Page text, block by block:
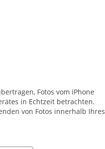
Fotos vom iPhone
in Echtzeit betrachten.
von Fotos innerhalb Ihres